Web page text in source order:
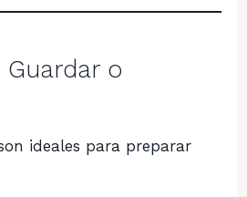
Guardar o
ideales para preparar